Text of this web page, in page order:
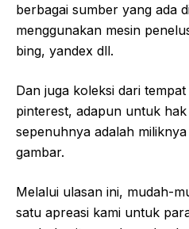
berbagai sumber yang ada
menggunakan mesin
bing, yandex dll.
Dan juga koleksi dari
pinterest, adapun untuk
sepenuhnya adalah
gambar.
Melalui ulasan ini, mudah-
satu apreasi kami untuk